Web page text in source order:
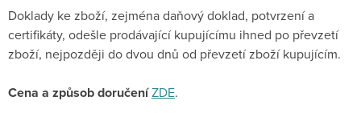
Doklady ke zboží, zejména daňový doklad, potvrzení a
certifikáty, odešle prodávající kupujícímu ihned po převzetí
zboží, nejpozději do dvou dnů od převzetí zboží kupujícím.
Cena a způsob doručeníZDE.